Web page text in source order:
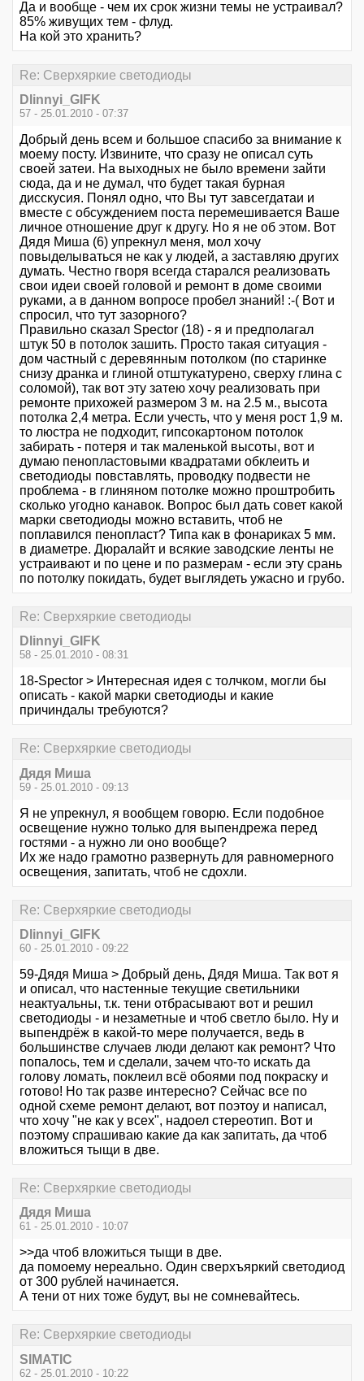
Да и вообще - чем их срок жизни темы не устраивал?
85% живущих тем - флуд.
На кой это хранить?
Re: Сверхяркие светодиоды
Dlinnyi_GIFK
57 - 25.01.2010 - 07:37
Добрый день всем и большое спасибо за внимание к
моему посту. Извините, что сразу не описал суть
своей затеи. На выходных не было времени зайти
сюда, да и не думал, что будет такая бурная
дисскусия. Понял одно, что Вы тут завсегдатаи и
вместе с обсуждением поста перемешивается Ваше
личное отношение друг к другу. Но я не об этом. Вот
Дядя Миша (6) упрекнул меня, мол хочу
повыделываться не как у людей, а заставляю других
думать. Честно гворя всегда старался реализовать
свои идеи своей головой и ремонт в доме своими
руками, а в данном вопросе пробел знаний! :-( Вот и
спросил, что тут зазорного?
Правильно сказал Spector (18) - я и предполагал
штук 50 в потолок зашить. Просто такая ситуация -
дом частный с деревянным потолком (по старинке
снизу дранка и глиной отштукатурено, сверху глина с
соломой), так вот эту затею хочу реализовать при
ремонте прихожей размером 3 м. на 2.5 м., высота
потолка 2,4 метра. Если учесть, что у меня рост 1,9 м.
то люстра не подходит, гипсокартоном потолок
забирать - потеря и так маленькой высоты, вот и
думаю пенопластовыми квадратами обклеить и
светодиоды повставлять, проводку подвести не
проблема - в глиняном потолке можно проштробить
сколько угодно канавок. Вопрос был дать совет какой
марки светодиоды можно вставить, чтоб не
поплавился пенопласт? Типа как в фонариках 5 мм.
в диаметре. Дюралайт и всякие заводские ленты не
устраивают и по цене и по размерам - если эту срань
по потолку покидать, будет выглядеть ужасно и грубо.
Re: Сверхяркие светодиоды
Dlinnyi_GIFK
58 - 25.01.2010 - 08:31
18-Spector > Интересная идея с толчком, могли бы
описать - какой марки светодиоды и какие
причиндалы требуются?
Re: Сверхяркие светодиоды
Дядя Миша
59 - 25.01.2010 - 09:13
Я не упрекнул, я вообщем говорю. Если подобное
освещение нужно только для выпендрежа перед
гостями - а нужно ли оно вообще?
Их же надо грамотно развернуть для равномерного
освещения, запитать, чтоб не сдохли.
Re: Сверхяркие светодиоды
Dlinnyi_GIFK
60 - 25.01.2010 - 09:22
59-Дядя Миша > Добрый день, Дядя Миша. Так вот я
и описал, что настенные текущие светильники
неактуальны, т.к. тени отбрасывают вот и решил
светодиоды - и незаметные и чтоб светло было. Ну и
выпендрёж в какой-то мере получается, ведь в
большинстве случаев люди делают как ремонт? Что
попалось, тем и сделали, зачем что-то искать да
голову ломать, поклеил всё обоями под покраску и
готово! Но так разве интересно? Сейчас все по
одной схеме ремонт делают, вот поэтоу и написал,
что хочу "не как у всех", надоел стереотип. Вот и
поэтому спрашиваю какие да как запитать, да чтоб
вложиться тыщи в две.
Re: Сверхяркие светодиоды
Дядя Миша
61 - 25.01.2010 - 10:07
>>да чтоб вложиться тыщи в две.
да помоему нереально. Один сверхъяркий светодиод
от 300 рублей начинается.
А тени от них тоже будут, вы не сомневайтесь.
Re: Сверхяркие светодиоды
SIMATIC
62 - 25.01.2010 - 10:22